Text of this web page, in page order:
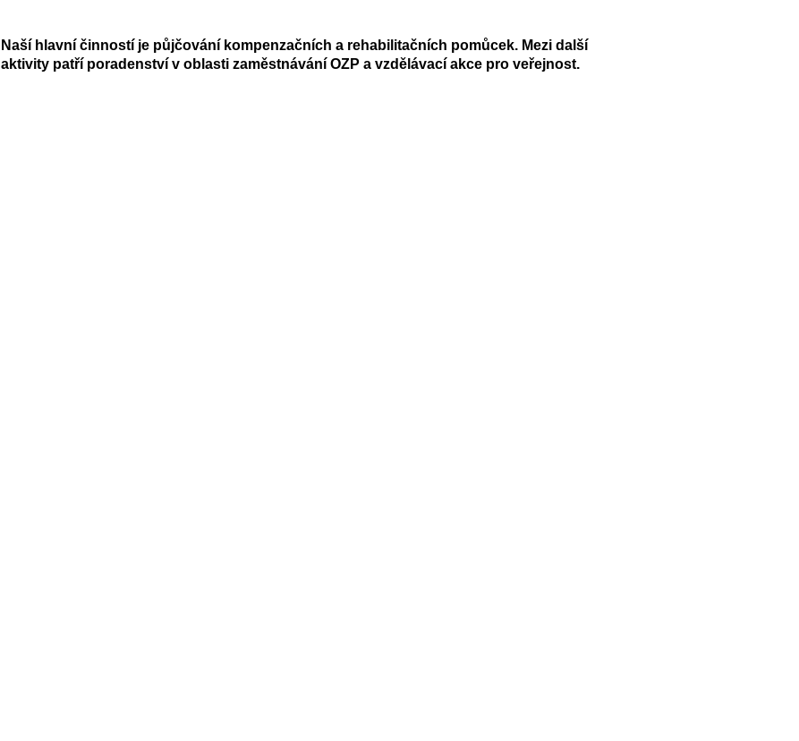
Naší hlavní činností je půjčování kompenzačních a rehabilitačních pomůcek. Mezi další
aktivity patří poradenství v oblasti zaměstnávání OZP a vzdělávací akce pro veřejnost.